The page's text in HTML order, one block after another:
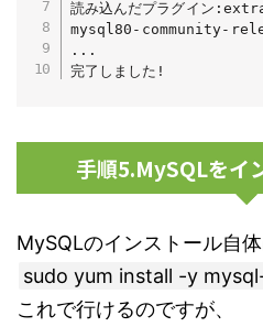
読み込んだプラグイン
mysql80-
...
完了しました!
手順5.MySQLをイ
MySQLのインストール自体
sudo yum install -y
これで行けるのですが、